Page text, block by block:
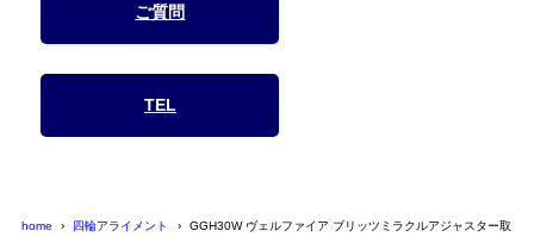
ご質問
TEL
home 四輪アライメント GGH30W ヴェルファイア ブリッツミラクルアジャスター取り